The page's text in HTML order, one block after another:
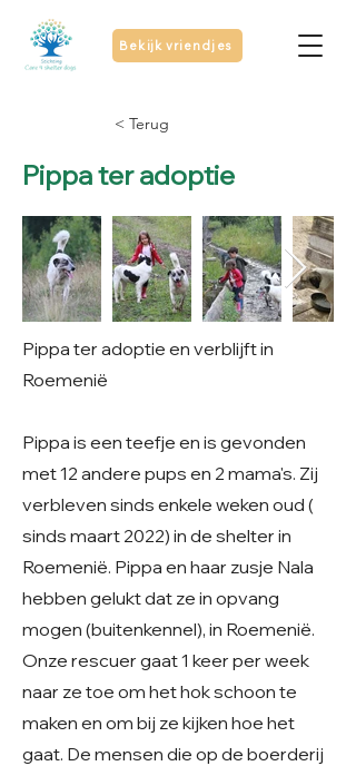
Bekijk vriendjes
< Terug
Pippa ter adoptie
Pippa ter adoptie en verblijft in
Roemenië
Pippa is een teefje en is gevonden
met 12 andere pups en 2 mama's. Zij
verbleven sinds enkele weken oud (
sinds maart 2022) in de shelter in
Roemenië. Pippa en haar zusje Nala
hebben gelukt dat ze in opvang
mogen (buitenkennel), in Roemenië.
Onze rescuer gaat 1 keer per week
naar ze toe om het hok schoon te
maken en om bij ze kijken hoe het
gaat. De mensen die op de boerderij